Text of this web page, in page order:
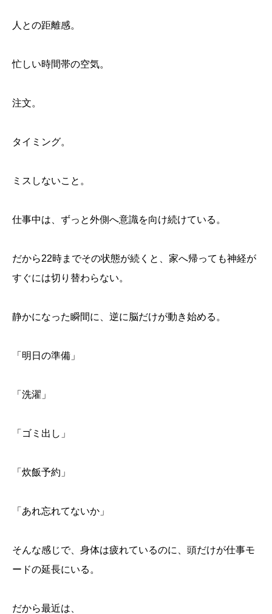
人との距離感。
忙しい時間帯の空気。
注文。
タイミング。
ミスしないこと。
仕事中は、ずっと外側へ意識を向け続けている。
だから22時までその状態が続くと、家へ帰っても神経が
すぐには切り替わらない。
静かになった瞬間に、逆に脳だけが動き始める。
「明日の準備」
「洗濯」
「ゴミ出し」
「炊飯予約」
「あれ忘れてないか」
そんな感じで、身体は疲れているのに、頭だけが仕事モ
ードの延長にいる。
だから最近は、